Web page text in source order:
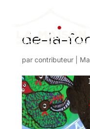
de-la-
par contributeur|